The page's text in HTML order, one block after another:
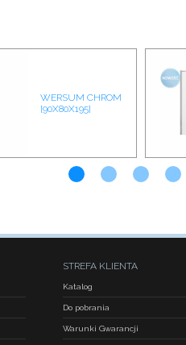
WERSUM CHROM
[90X80X195]
STREFA KLIENTA
Katalog
Do pobrania
Warunki Gwarancji